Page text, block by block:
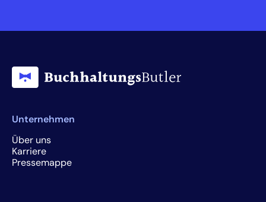
Unternehmen
Über uns
Karriere
Pressemappe